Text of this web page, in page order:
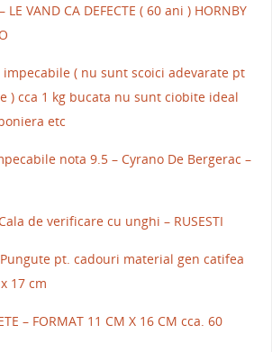
LE VAND CA DEFECTE ( 60 ani ) HORNBY
( nu sunt scoici adevarate pt
) cca 1 kg bucata nu sunt ciobite ideal
etc
nota 9.5 – Cyrano De Bergerac –
de verificare cu unghi – RUSESTI
pt. cadouri material gen catifea
17 cm
– FORMAT 11 CM X 16 CM cca. 60